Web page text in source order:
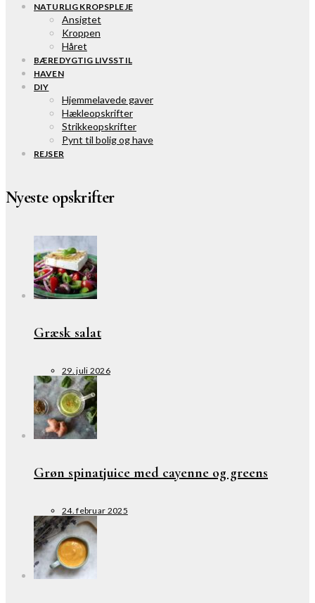
NATURLIG KROPSPLEJE
Ansigtet
Kroppen
Håret
BÆREDYGTIG LIVSSTIL
HAVEN
DIY
Hjemmelavede gaver
Hækleopskrifter
Strikkeopskrifter
Pynt til bolig og have
REJSER
Nyeste opskrifter
Græsk salat
29. juli 2026
Grøn spinatjuice med cayenne og greens
24. februar 2025